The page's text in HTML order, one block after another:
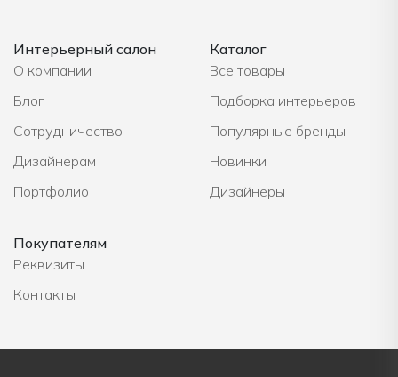
Интерьерный салон
О компании
Блог
Сотрудничество
Дизайнерам
Портфолио
Каталог
Все товары
Подборка интерьеров
Популярные бренды
Новинки
Дизайнеры
Покупателям
Реквизиты
Контакты